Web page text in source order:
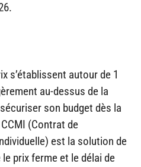
s’établissent autour de 1
au-dessus de la
son budget dès la
(Contrat de
est la solution de
prix ferme et le délai de